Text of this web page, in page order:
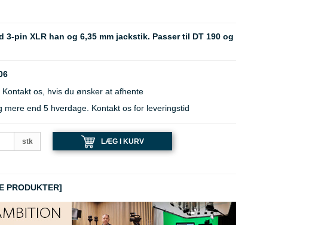
3-pin XLR han og 6,35 mm jackstik. Passer til DT 190 og
Kontakt os, hvis du ønsker at afhente
mere end 5 hverdage. Kontakt os for leveringstid
stk LÆG I KURV
PRODUKTER]